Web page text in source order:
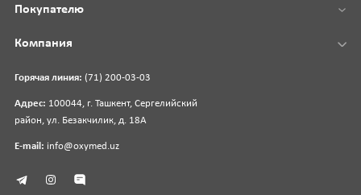
Горячая линия: (71) 200-03-03
Адрес: 100044, г. Ташкент, Сергелийский
район, ул. Безакчилик, д. 18А
E-mail: info@oxymed.uz
Покупателю
Компания